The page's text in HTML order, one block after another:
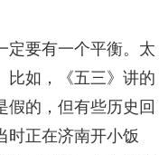
定要有一个平衡。太
比如，《五三》讲的
假的，但有些历史回
正在济南开小饭